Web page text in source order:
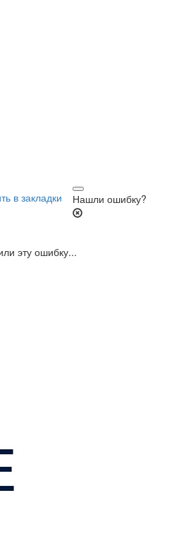
Нашли ошибку?
эту ошибку...